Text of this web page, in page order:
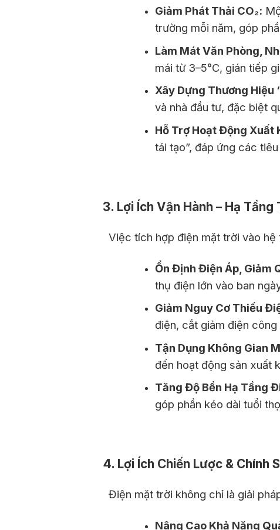
Giảm Phát Thải CO₂:
trường mỗi năm, góp
Làm Mát Văn Phòng,
mái từ 3–5°C, gián tiếp
Xây Dựng Thương Hiệu
và nhà đầu tư, đặc biệt
Hỗ Trợ Hoạt Động Xuất
tái tạo”, đáp ứng các
3. Lợi Ích Vận Hành – Hạ Tầng
Việc tích hợp điện mặt trời vào hệ
Ổn Định Điện Áp, Giảm
thụ điện lớn vào ban
Giảm Nguy Cơ Thiếu
điện, cắt giảm điện công
Tận Dụng Không Gian
đến hoạt động sản xuất
Tăng Độ Bền Hạ Tầng
góp phần kéo dài tuổi
4. Lợi Ích Chiến Lược & Chính
Điện mặt trời không chỉ là giải
Nâng Cao Khả Năng